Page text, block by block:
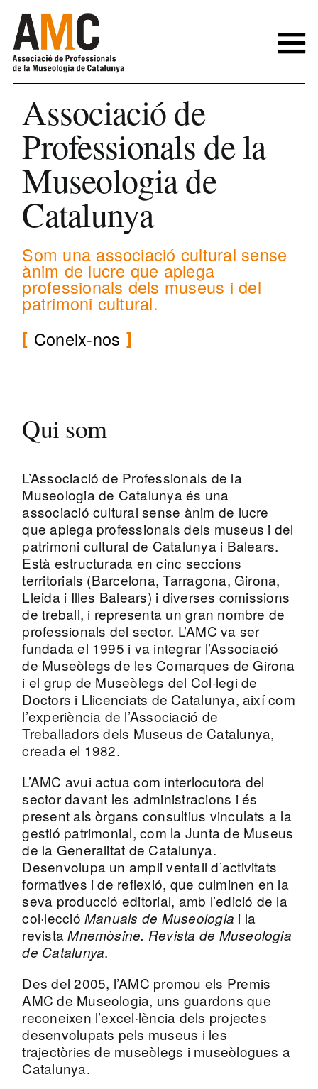
content
Associació de
Professionals de la
Museologia de
Catalunya
Som una associació cultural sense
ànim de lucre que aplega
professionals dels museus i del
patrimoni cultural.
Coneix-nos
Qui som
L’Associació de Professionals de la
Museologia de Catalunya és una
associació cultural sense ànim de lucre
que aplega professionals dels museus i del
patrimoni cultural de Catalunya i Balears.
Està estructurada en cinc seccions
territorials (Barcelona, Tarragona, Girona,
Lleida i Illes Balears) i diverses comissions
de treball, i representa un gran nombre de
professionals del sector. L’AMC va ser
fundada el 1995 i va integrar l’Associació
de Museòlegs de les Comarques de Girona
i el grup de Museòlegs del Col·legi de
Doctors i Llicenciats de Catalunya, així com
l’experiència de l’Associació de
Treballadors dels Museus de Catalunya,
creada el 1982.
L’AMC avui actua com interlocutora del
sector davant les administracions i és
present als òrgans consultius vinculats a la
gestió patrimonial, com la Junta de Museus
de la Generalitat de Catalunya.
Desenvolupa un ampli ventall d’activitats
formatives i de reflexió, que culminen en la
seva producció editorial, amb l’edició de la
col·lecció Manuals de Museologia i la
revistaMnemòsine. Revista de Museologia
de Catalunya.
​Des del 2005, l’AMC promou els Premis
AMC de Museologia, uns guardons que
reconeixen l’excel·lència dels projectes
desenvolupats pels museus i les
trajectòries de museòlegs i museòlogues a
Catalunya.